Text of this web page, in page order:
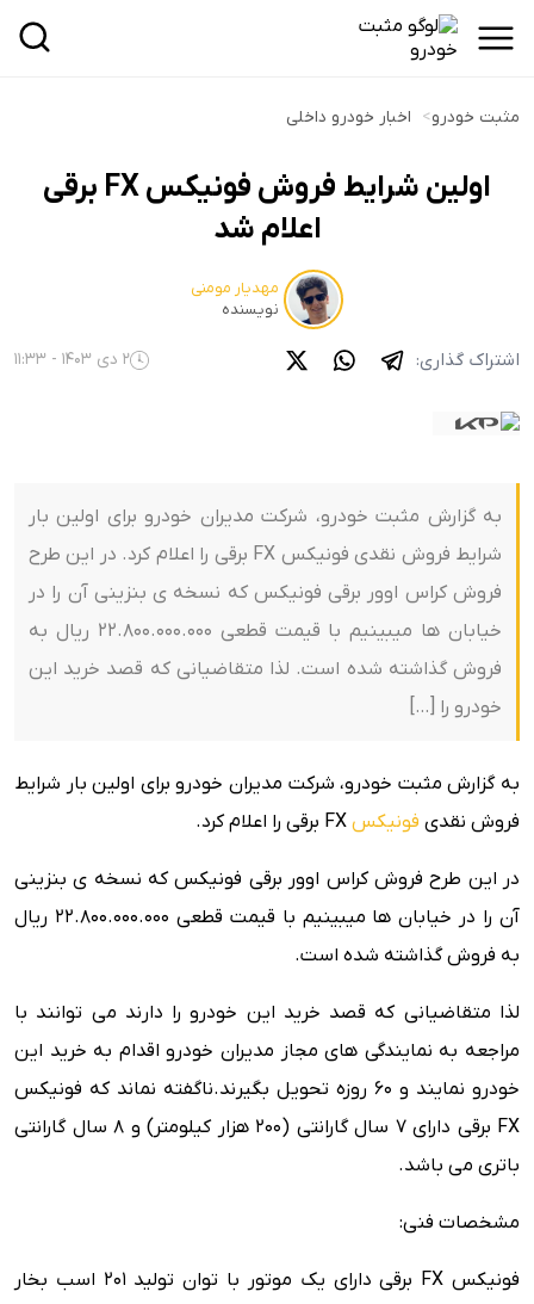
مثبت خودرو> اخبار خودرو داخلی
اولین شرایط فروش فونیکس FX برقی
اعلام شد
مهدیار مومنی
نویسنده
اشتراک گذاری: 2 دی 1403 - 11:33
به گزارش مثبت خودرو، شرکت مدیران خودرو برای اولین بار
شرایط فروش نقدی فونیکس FX برقی را اعلام کرد. در این طرح
فروش کراس اوور برقی فونیکس که نسخه ی بنزینی آن را در
خیابان ها میبینیم با قیمت قطعی 22.800.000.000 ریال به
فروش گذاشته شده است. لذا متقاضیانی که قصد خرید این
خودرو را […]
به گزارش مثبت خودرو، شرکت مدیران خودرو برای اولین بار شرایط
فروش نقدی فونیکس
در این طرح فروش کراس اوور برقی فونیکس که نسخه ی بنزینی
آن را در خیابان ها میبینیم با قیمت قطعی 22.800.000.000 ریال
به فروش گذاشته شده است.
لذا متقاضیانی که قصد خرید این خودرو را دارند می توانند با
مراجعه به نمایندگی های مجاز مدیران خودرو اقدام به خرید این
خودرو نمایند و 60 روزه تحویل بگیرند.ناگفته نماند که فونیکس
FX برقی دارای 7 سال گارانتی (200 هزار کیلومتر) و 8 سال گارانتی
باتری می باشد.
مشخصات فنی:
فونیکس FX برقی دارای یک موتور با توان تولید 201 اسب بخار